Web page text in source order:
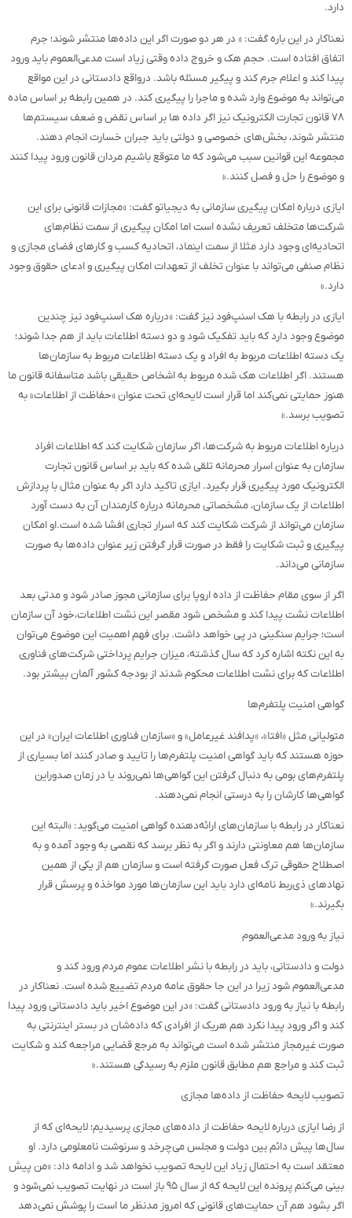
دارد.
نعناکار در این باره گفت: « در هر دو صورت اگر این داده‌ها منتشر شوند؛ جرم
اتفاق افتاده است. حجم هک و خروج داده وقتی زیاد است مدعی‌العموم باید ورود
پیدا کند و اعلام جرم کند و پیگیر مسئله باشد. درواقع دادستانی در این مواقع
می‌تواند به موضوع وارد شده و ماجرا را پیگیری کند. در همین رابطه بر اساس ماده
۷۸ قانون تجارت الکترونیک نیز اگر داده ها بر اساس نقض و ضعف سیستم‌ها
منتشر شوند، بخش‌های خصوصی و دولتی باید جبران خسارت انجام دهند.
مجموعه این قوانین سبب می‌شود که ما متوقع باشیم مردان قانون ورود پیدا کنند
و موضوع را حل و فصل کنند.»
ایازی درباره امکان پیگیری سازمانی به دیجیاتو گفت: «مجازات قانونی برای این
شرکت‌ها متخلف تعریف نشده است اما امکان پیگیری از سمت نظام‌های
اتحادیه‌ای وجود دارد مثلا از سمت اینماد، اتحادیه کسب و کارهای فضای مجازی و
نظام صنفی می‌تواند با عنوان تخلف از تعهدات امکان پیگیری و ادعای حقوق وجود
دارد.»
ایازی در رابطه با هک اسنپ‌فود نیز گفت: «درباره هک اسنپ‌فود نیز چندین
موضوع وجود دارد که باید تفکیک شود و دو دسته اطلاعات باید از هم جدا شوند؛
یک دسته اطلاعات مربوط به افراد و یک دسته اطلاعات مربوط به سازمان‌ها
هستند. اگر اطلاعات هک شده مربوط به اشخاص حقیقی باشد متاسفانه قانون ما
هنوز حمایتی نمی‌کند اما قرار است لایحه‌ای تحت عنوان «حفاظت از اطلاعات» به
تصویب برسد.»
درباره اطلاعات مربوط به شرکت‌ها، اگر سازمان شکایت کند که اطلاعات افراد
سازمان به عنوان اسرار محرمانه تلقی شده که باید بر اساس قانون تجارت
الکترونیک مورد پیگیری قرار بگیرد. ایازی تاکید دارد اگر به عنوان مثال با پردازش
اطلاعات از یک سازمان، مشخصاتی محرمانه درباره کارمندان آن به دست آورد
سازمان می‌تواند از شرکت شکایت کند که اسرار تجاری افشا شده است.او امکان
پیگیری و ثبت شکایت را فقط در صورت قرار گرفتن زیر عنوان داده‌ها به صورت
سازمانی می‌داند.
اگر از سوی مقام حفاظت از داده اروپا برای سازمانی مجوز صادر شود و مدتی بعد
اطلاعات نشت پیدا کند و مشخص شود مقصر این نشت اطلاعات،خود آن سازمان
است؛ جرایم سنگینی در پی خواهد داشت. برای فهم اهمیت این موضوع می‌توان
به این نکته اشاره کرد که سال گذشته، میزان جرایم پرداختی شرکت‌های فناوری
اطلاعات که برای نشت اطلاعات محکوم شدند از بودجه کشور آلمان بیشتر بود.
گواهی امنیت پلتفرم‌ها
متولیانی مثل «افتا»، «پدافند غیرعامل» و «سازمان فناوری اطلاعات ایران» در این
حوزه هستند که باید گواهی امنیت پلتفرم‌ها را تایید و صادر کنند اما بسیاری از
پلتفرم‌های بومی به دنبال گرفتن این گواهی‌ها نمی‌روند یا در زمان صدوراین
گواهی‌ها کارشان را به درستی انجام نمی‌دهند.
نعناکار در رابطه با سازمان‌های ارائه‌دهنده گواهی امنیت می‌گوید: «البته این
سازمان‌ها هم معاونتی دارند و اگر به نظر برسد که نقصی به وجود آمده و به
اصطلاح حقوقی ترک فعل صورت گرفته است و سازمان هم از یکی از همین
نهاد‌های ذی‌ربط نامه‌ای دارد باید این سازمان‌ها مورد مواخذه و پرسش قرار
بگیرند.»
نیاز به ورود مدعی‌العموم
دولت و دادستانی، باید در رابطه با نشر اطلاعات عموم مردم ورود کند و
مدعی‌العموم شود زیرا در این جا حقوق عامه مردم تضییع شده است. نعناکار در
رابطه با نیاز به ورود دادستانی گفت: «در این موضوع اخیر باید دادستانی ورود پیدا
کند و اگر ورود پیدا نکرد هم هریک از افرادی که داده‌شان در بستر اینترنتی به
صورت غیرمجاز منتشر شده است می‌تواند به مرجع قضایی مراجعه کند و شکایت
ثبت کند و مراجع هم مطابق قانون ملزم به رسیدگی هستند.»
تصویب لایحه حفاظت از داده‌ها مجازی
از رضا ایازی درباره لایحه حفاظت از داده‌های مجازی پرسیدیم؛ لایحه‌ای که از
سال‌ها پیش دائم بین دولت و مجلس می‌چرخد و سرنوشت نامعلومی دارد. او
معتقد است به احتمال زیاد این لایحه تصویب نخواهد شد و ادامه داد: «من پیش
بینی می‌کنم پرونده این لایحه که از سال ۹۵ باز است در نهایت تصویب نمی‌شود و
اگر بشود هم آن حمایت‌های قانونی که امروز مدنظر ما است را پوشش نمی‌دهد